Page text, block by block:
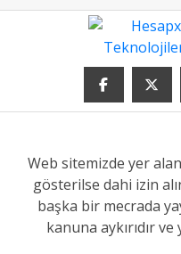
Web sitemizde yer
gösterilse dahi izin
başka bir mecrada
kanuna aykırıdır